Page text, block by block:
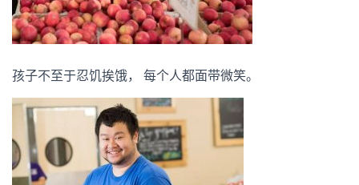
孩子不至于忍饥挨饿， 每个人都面带微笑。